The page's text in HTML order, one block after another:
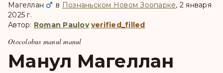
Магеллан в Познаньском Новом Зоопарке, 2 января
2025 г.
Автор: Roman Paulov verified_filled
Otocolobus manul manul
Манул Магеллан